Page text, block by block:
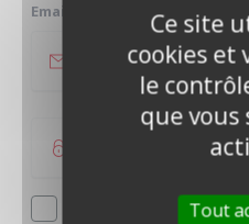
Email address
Ce site
cookies et
le
que vous
Tout